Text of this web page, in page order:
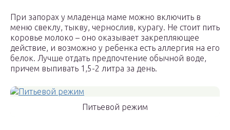
При запорах у младенца маме можно включить в
меню свеклу, тыкву, чернослив, курагу. Не стоит пить
коровье молоко – оно оказывает закрепляющее
действие, и возможно у ребенка есть аллергия на его
белок. Лучше отдать предпочтение обычной воде,
причем выпивать 1,5-2 литра за день.
Питьевой режим